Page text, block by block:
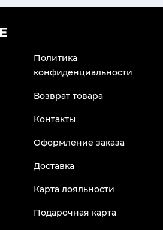
Политика
конфиденциальности
Возврат товара
Контакты
Оформление заказа
Доставка
Карта лояльности
Подарочная карта